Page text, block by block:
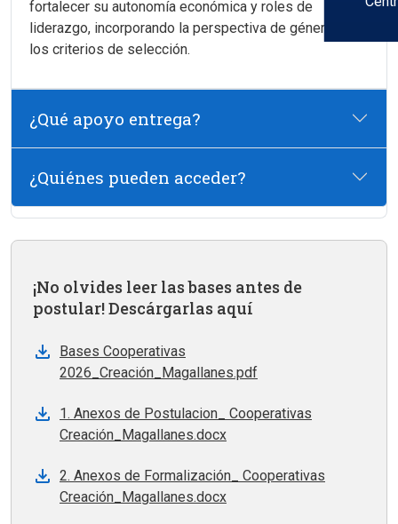
fortalecer su autonomía económica y roles de
liderazgo, incorporando la perspectiva de género en
los criterios de selección.
¿Qué apoyo entrega?
¿Quiénes pueden acceder?
¡No olvides leer las bases antes de
postular! Descárgarlas aquí
Bases Cooperativas
2026_Creación_Magallanes.pdf
1. Anexos de Postulacion_ Cooperativas
Creación_Magallanes.docx
2. Anexos de Formalización_ Cooperativas
Creación_Magallanes.docx